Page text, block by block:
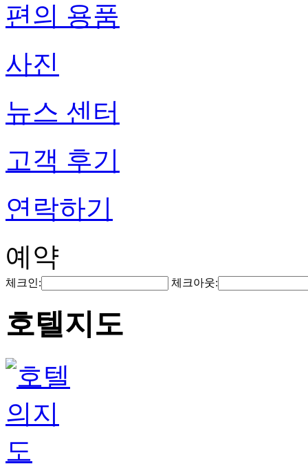
편의 용품
사진
뉴스 센터
고객 후기
연락하기
예약
체크인: 체크아웃:
호텔지도